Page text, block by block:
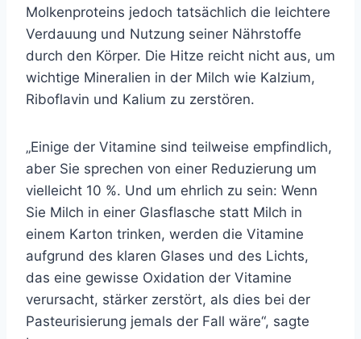
Molkenproteins jedoch tatsächlich die leichtere
Verdauung und Nutzung seiner Nährstoffe
durch den Körper. Die Hitze reicht nicht aus, um
wichtige Mineralien in der Milch wie Kalzium,
Riboflavin und Kalium zu zerstören.
„Einige der Vitamine sind teilweise empfindlich,
aber Sie sprechen von einer Reduzierung um
vielleicht 10 %. Und um ehrlich zu sein: Wenn
Sie Milch in einer Glasflasche statt Milch in
einem Karton trinken, werden die Vitamine
aufgrund des klaren Glases und des Lichts,
das eine gewisse Oxidation der Vitamine
verursacht, stärker zerstört, als dies bei der
Pasteurisierung jemals der Fall wäre“, sagte